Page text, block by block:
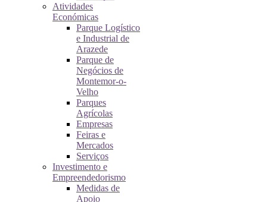
Atividades
Económicas
Parque Logístico
e Industrial de
Arazede
Parque de
Negócios de
Montemor-o-
Velho
Parques
Agrícolas
Empresas
Feiras e
Mercados
Serviços
Investimento e
Empreendedorismo
Medidas de
Apoio